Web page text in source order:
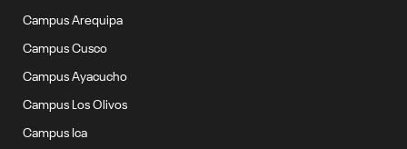
Campus Arequipa
Campus Cusco
Campus Ayacucho
Campus Los Olivos
Campus Ica